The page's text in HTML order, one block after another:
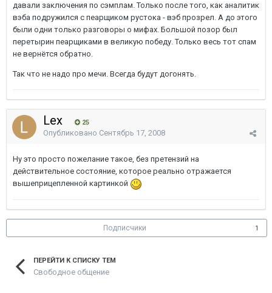
давали заключения по сэмплам. Только после того, как аналитик
вэба подружился с пеарщиком рустока - вэб прозрел. А до этого
были одни только разговоры о мифах. Большой позор был
перетырин пеарщиками в великую победу. Только весь тот спам
не вернётся обратно.
Так что не надо про мечи. Всегда будут догонять.
Lex 25
Опубликовано Сентябрь 17, 2008
Ну это просто пожелание такое, без претензий на
действительное состояние, которое реально отражается
вышеприцепленной картинкой
Подписчики 1
ПЕРЕЙТИ К СПИСКУ ТЕМ
Свободное общение